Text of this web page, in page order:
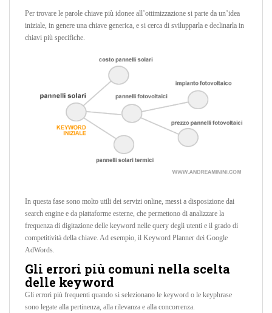
Per trovare le parole chiave più idonee all’ottimizzazione si parte da un’idea
iniziale, in genere una chiave generica, e si cerca di svilupparla e declinarla in
chiavi più specifiche.
In questa fase sono molto utili dei servizi online, messi a disposizione dai
search engine e da piattaforme esterne, che permettono di analizzare la
frequenza di digitazione delle keyword nelle query degli utenti e il grado di
competitività della chiave. Ad esempio, il Keyword Planner dei Google
AdWords.
Gli errori più comuni nella scelta
delle keyword
Gli errori più frequenti quando si selezionano le keyword o le keyphrase
sono legate alla pertinenza, alla rilevanza e alla concorrenza.